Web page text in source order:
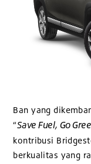
Ban yang
“Save Fuel, Go
kontribusi
berkualitas yang